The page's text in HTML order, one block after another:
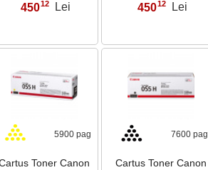
450,12 Lei 450,12 Lei
5900 pag
Toner Canon
7600 pag
Cartus Toner Canon